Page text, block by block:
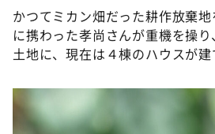
ザキ山小屋本館
ぺこぱのまるスポ
かつてミカン畑だった耕作放棄
に携わった孝尚さんが重機を操
土地に、現在は４棟のハウスが建